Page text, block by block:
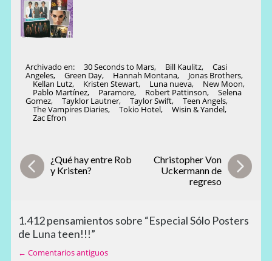
Archivado en: 30 Seconds to Mars, Bill Kaulitz, Casi
Angeles, Green Day, Hannah Montana, Jonas Brothers,
Kellan Lutz, Kristen Stewart, Luna nueva, New Moon,
Pablo Martínez, Paramore, Robert Pattinson, Selena
Gomez, Tayklor Lautner, Taylor Swift, Teen Angels,
The Vampires Diaries, Tokio Hotel, Wisin & Yandel,
Zac Efron
¿Qué hay entre Rob
y Kristen?
Christopher Von
Uckermann de
regreso
1.412 pensamientos sobre “Especial Sólo Posters
de Luna teen!!!”
← Comentarios antiguos